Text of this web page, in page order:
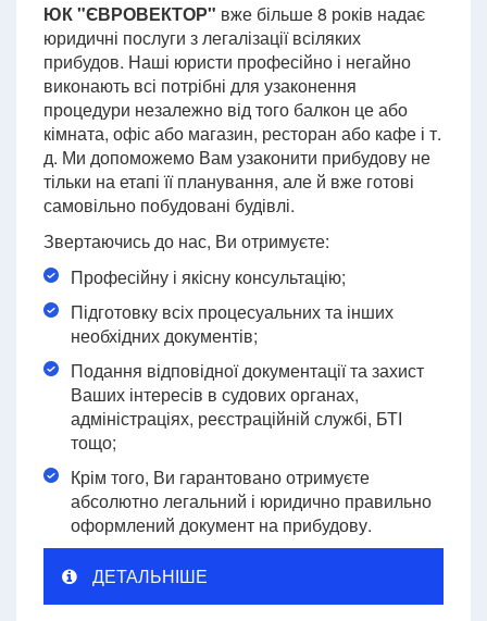
ЮК "ЄВРОВЕКТОР" вже більше 8 років надає
юридичні послуги з легалізації всіляких
прибудов. Наші юристи професійно і негайно
виконають всі потрібні для узаконення
процедури незалежно від того балкон це або
кімната, офіс або магазин, ресторан або кафе і т.
д. Ми допоможемо Вам узаконити прибудову не
тільки на етапі її планування, але й вже готові
самовільно побудовані будівлі.
Звертаючись до нас, Ви отримуєте:
Професійну і якісну консультацію;
Підготовку всіх процесуальних та інших
необхідних документів;
Подання відповідної документації та захист
Ваших інтересів в судових органах,
адміністраціях, реєстраційній службі, БТІ
тощо;
Крім того, Ви гарантовано отримуєте
абсолютно легальний і юридично правильно
оформлений документ на прибудову.
ДЕТАЛЬНІШЕ